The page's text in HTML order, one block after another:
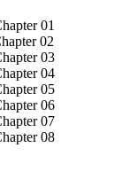
01
02
03
04
05
06
07
08